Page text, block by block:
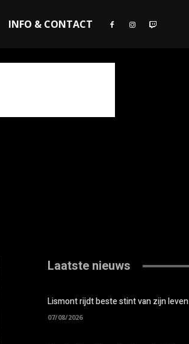
INFO & CONTACT
Laatste nieuws
Lismont rijdt beste stint van zijn leven
07/08/2026